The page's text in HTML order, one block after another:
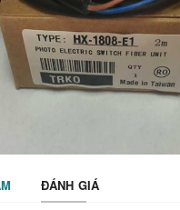
ĐÁNH GIÁ